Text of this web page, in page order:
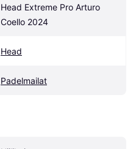
Head Extreme Pro Arturo
Coello 2024
Head
Padelmailat